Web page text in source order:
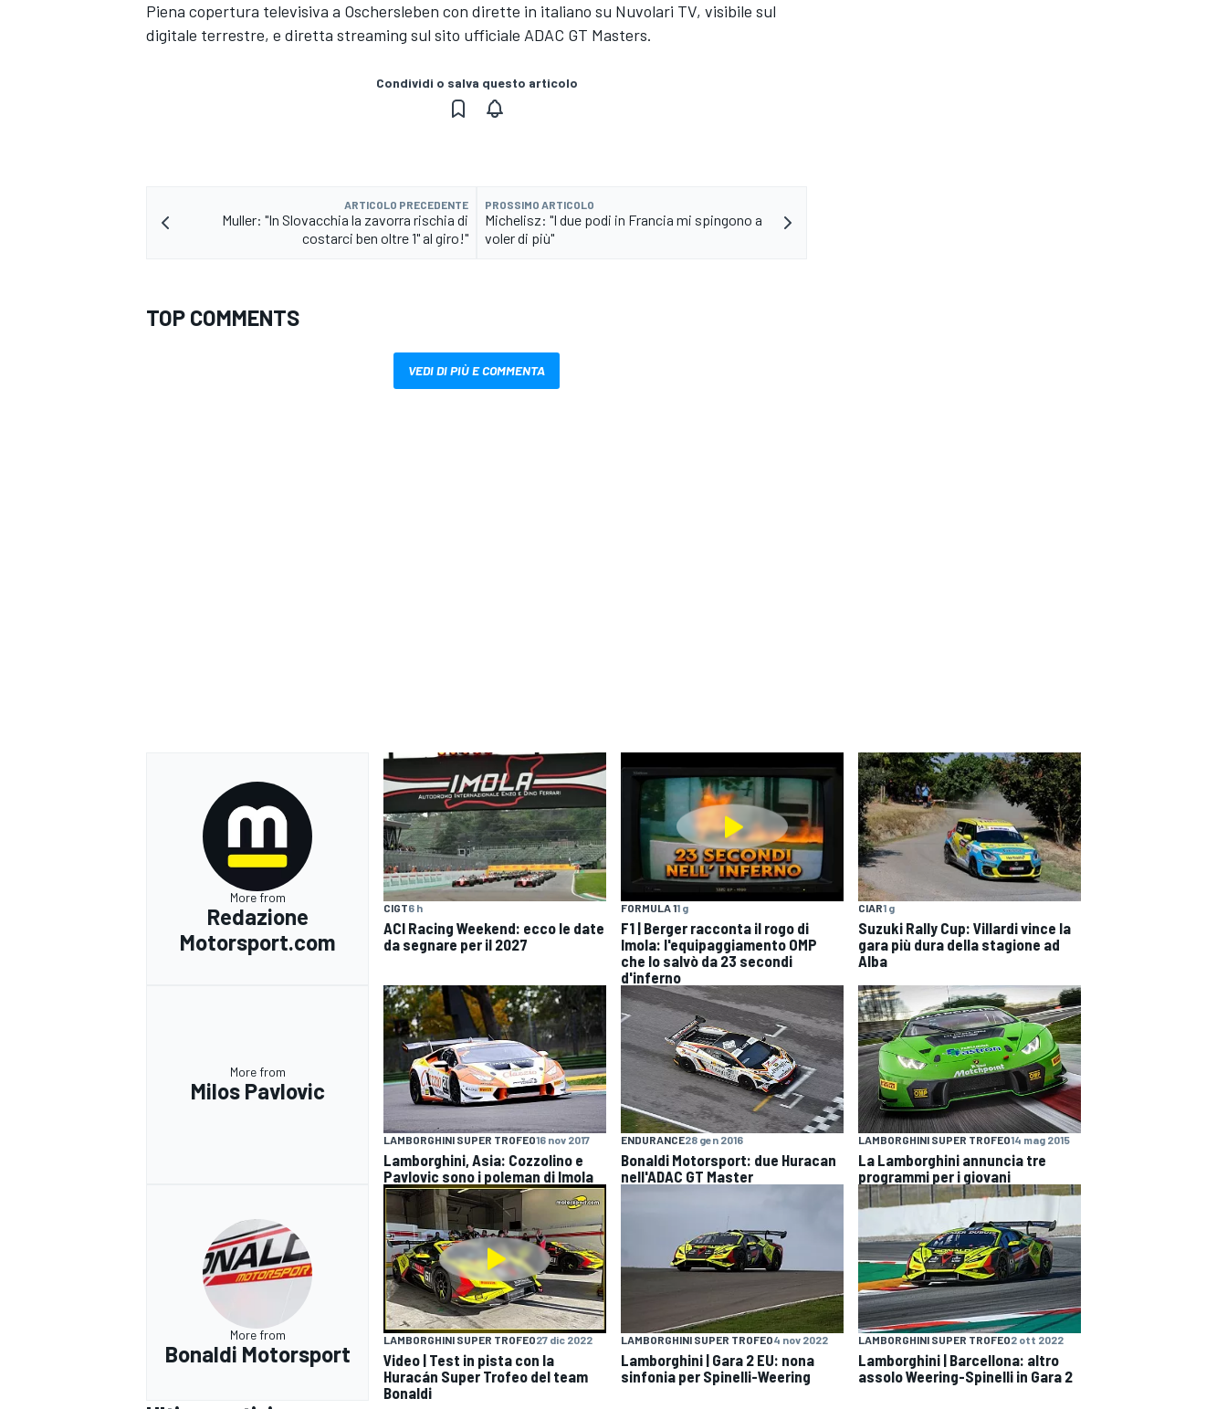
RALLY
Piena copertura televisiva a Oschersleben con dirette in italiano su Nuvolari TV, visibile sul
digitale terrestre, e diretta streaming sul sito ufficiale ADAC GT Masters.
Condividi o salva questo articolo
ARTICOLO PRECEDENTE
Muller: "In Slovacchia la zavorra rischia di
costarci ben oltre 1" al giro!"
PROSSIMO ARTICOLO
Michelisz: "I due podi in Francia mi spingono a
voler di più"
TOP COMMENTS
VEDI DI PIÙ E COMMENTA
More from
Redazione
Motorsport.com
CIGT6 h
ACI Racing Weekend: ecco le date
da segnare per il 2027
FORMULA 11 g
F1 | Berger racconta il rogo di
Imola: l'equipaggiamento OMP
che lo salvò da 23 secondi
d'inferno
CIAR1 g
Suzuki Rally Cup: Villardi vince la
gara più dura della stagione ad
Alba
More from
Milos Pavlovic
LAMBORGHINI SUPER TROFEO16 nov 2017
Lamborghini, Asia: Cozzolino e
Pavlovic sono i poleman di Imola
ENDURANCE28 gen 2016
Bonaldi Motorsport: due Huracan
nell'ADAC GT Master
LAMBORGHINI SUPER TROFEO14 mag 2015
La Lamborghini annuncia tre
programmi per i giovani
More from
Bonaldi Motorsport
LAMBORGHINI SUPER TROFEO27 dic 2022
Video | Test in pista con la
Huracán Super Trofeo del team
Bonaldi
LAMBORGHINI SUPER TROFEO4 nov 2022
Lamborghini | Gara 2 EU: nona
sinfonia per Spinelli-Weering
LAMBORGHINI SUPER TROFEO2 ott 2022
Lamborghini | Barcellona: altro
assolo Weering-Spinelli in Gara 2